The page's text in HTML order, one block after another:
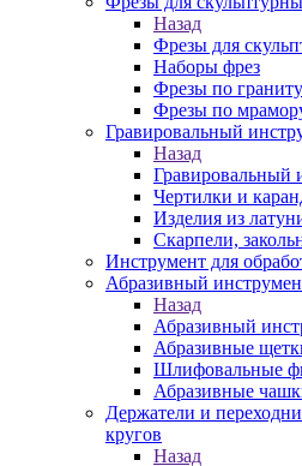
Назад
Фрезы для
Наборы фрез
Фрезы по граниту
Фрезы по
Гравировальный
Назад
Гравировальный
Чертилки и
Изделия из
Скарпели,
Инструмент для
Абразивный
Назад
Абразивный
Абразивные
Шлифовальные
Абразивные
Держатели и
кругов
Назад